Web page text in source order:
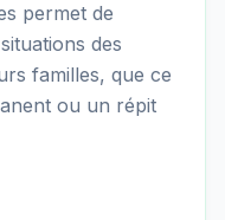
permet de
des
familles, que ce
ou un répit